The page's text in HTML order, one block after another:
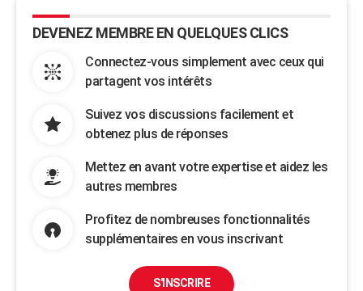
DEVENEZ MEMBRE EN QUELQUES CLICS
Connectez-vous simplement avec ceux qui
partagent vos intérêts
Suivez vos discussions facilement et
obtenez plus de réponses
Mettez en avant votre expertise et aidez les
autres membres
Profitez de nombreuses fonctionnalités
supplémentaires en vous inscrivant
S'INSCRIRE